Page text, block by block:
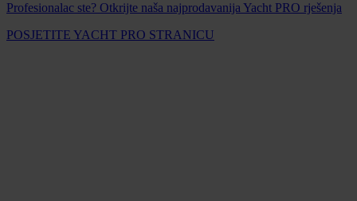
Profesionalac ste? Otkrijte naša najprodavanija Yacht PRO rješenja
POSJETITE YACHT PRO STRANICU